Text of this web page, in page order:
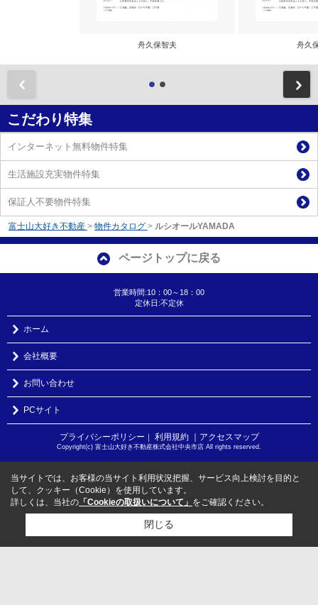
舟久保智夫 舟久
こだわり特集
インターネット無料物件特集
生活施設充実物件特集
保証人不要物件特集
富士山大好き不動産 > 物件カタログ > ルシオールYAMADA
ページトップに戻る
営業時間:10：00～18：00
定休日:不定休
ホーム
会社概要
お問い合わせ
PCサイト
プライバシーポリシー 利用規約 ｜アクセスマップ
Copyright(c) 富士山大好き不動産株式会社中央市店 All rights reserved.
当サイトでは、お客様の当サイト利用状況把握、サービス向上検討を目的と
して、クッキー（Cookie）を使用しています。
詳しくは、当社の 「Cookieの取扱いについて」 をご確認ください。
閉じる